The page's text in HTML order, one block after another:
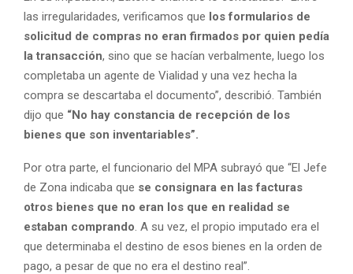
las irregularidades, verificamos que los formularios de
solicitud de compras no eran firmados por quien pedía
la transacción, sino que se hacían verbalmente, luego los
completaba un agente de Vialidad y una vez hecha la
compra se descartaba el documento”, describió. También
dijo que “No hay constancia de recepción de los
bienes que son inventariables”.
Por otra parte, el funcionario del MPA subrayó que “El Jefe
de Zona indicaba que se consignara en las facturas
otros bienes que no eran los que en realidad se
estaban comprando . A su vez, el propio imputado era el
que determinaba el destino de esos bienes en la orden de
pago, a pesar de que no era el destino real”.